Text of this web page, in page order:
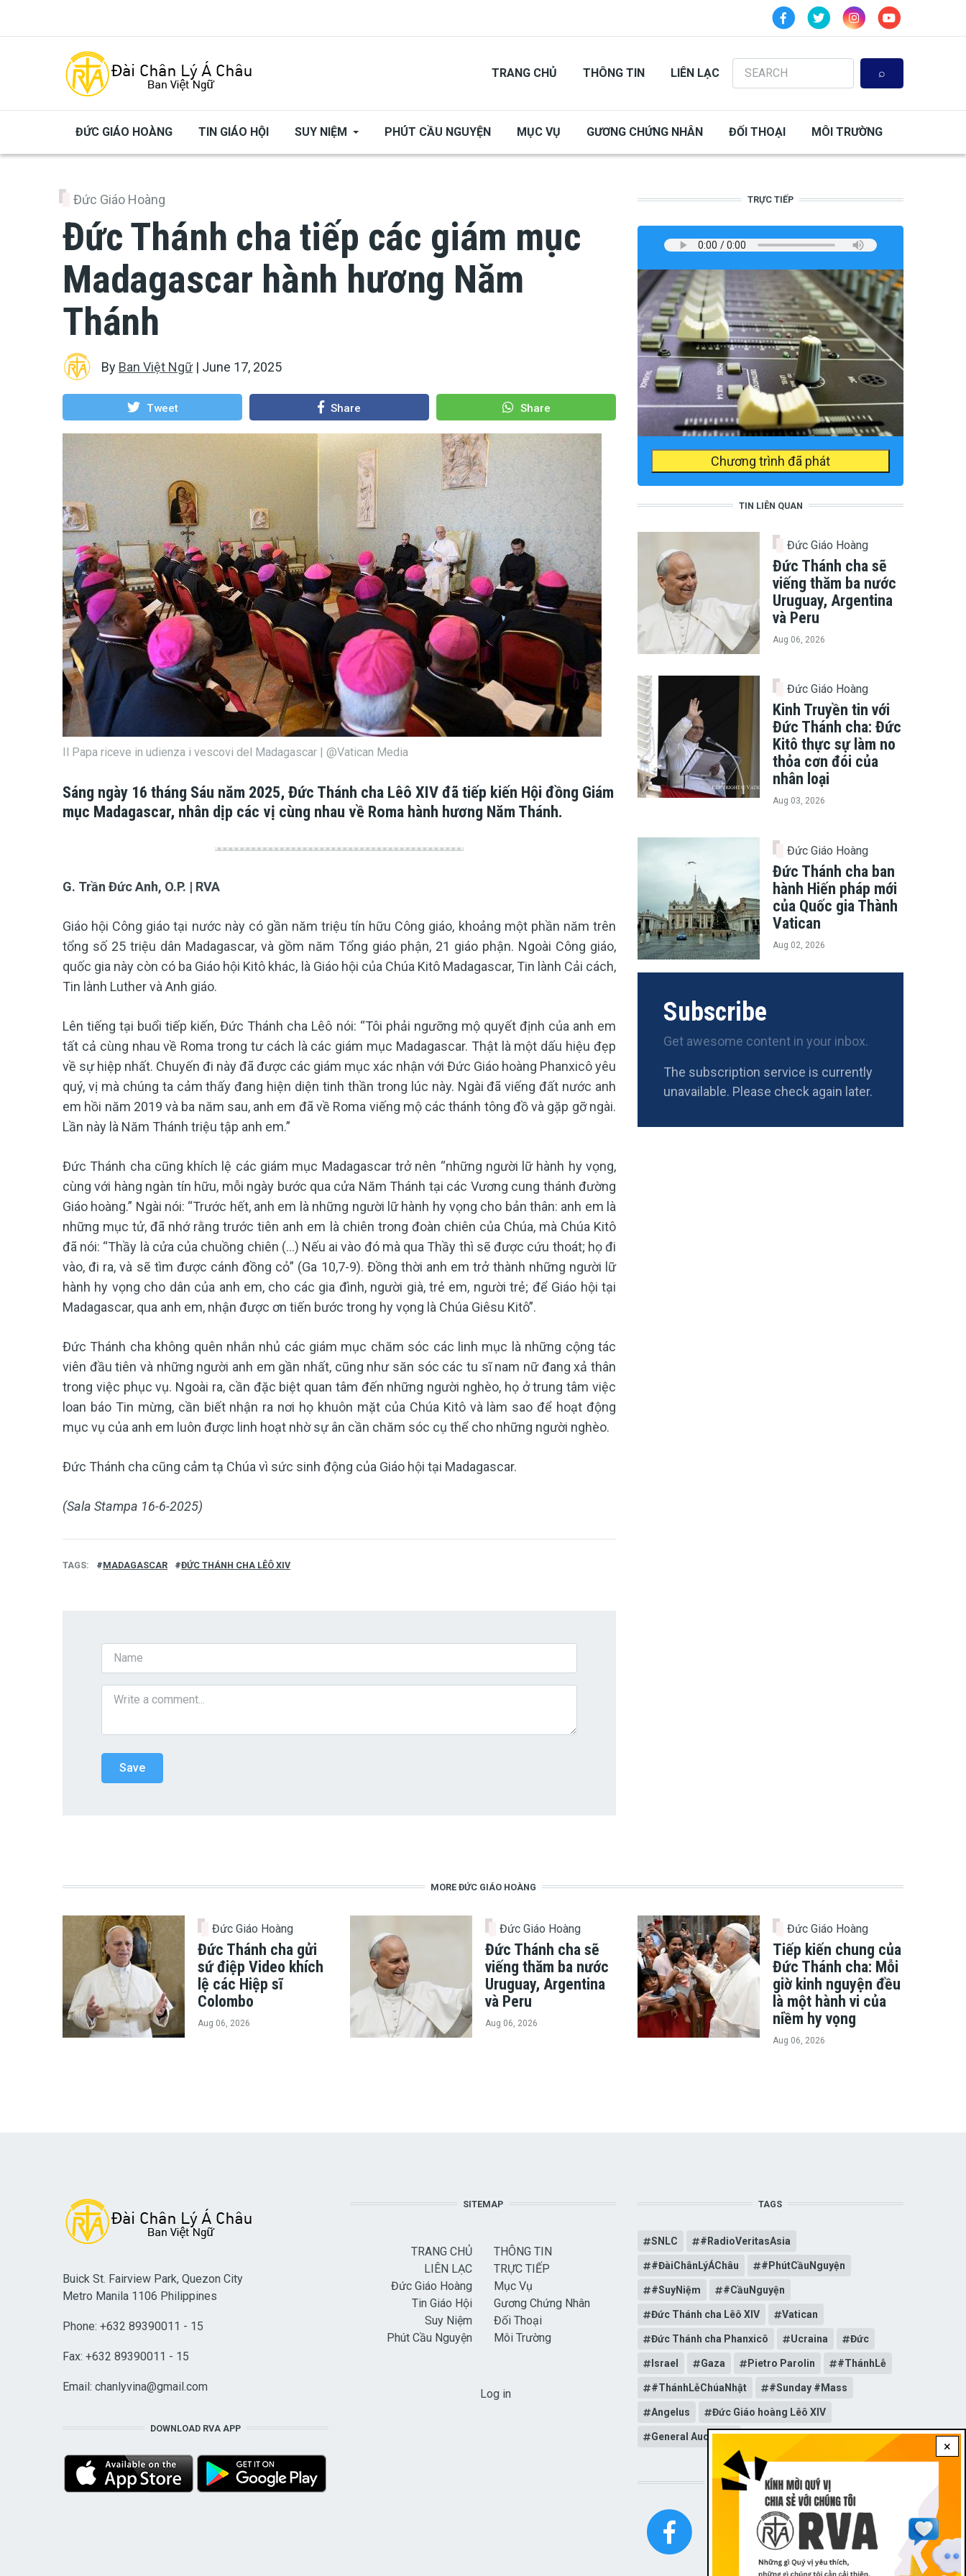
TRANG CHỦ THÔNG TIN LIÊN LẠC
Search
ĐỨC GIÁO HOÀNG TIN GIÁO HỘI SUY NIỆM PHÚT CẦU NGUYỆN MỤC VỤ GƯƠNG CHỨNG NHÂN ĐỐI THOẠI MÔI TRƯỜNG
Đức Giáo Hoàng
Đức Thánh cha tiếp các giám mục
Madagascar hành hương Năm
Thánh
By Ban Việt Ngữ| June 17, 2025
Tweet Share Share
Il Papa riceve in udienza i vescovi del Madagascar | @Vatican Media
Sáng ngày 16 tháng Sáu năm 2025, Đức Thánh cha Lêô XIV đã tiếp kiến Hội đồng Giám
mục Madagascar, nhân dịp các vị cùng nhau về Roma hành hương Năm Thánh.
G. Trần Đức Anh, O.P. | RVA
Giáo hội Công giáo tại nước này có gần năm triệu tín hữu Công giáo, khoảng một phần năm trên
tổng số 25 triệu dân Madagascar, và gồm năm Tổng giáo phận, 21 giáo phận. Ngoài Công giáo,
quốc gia này còn có ba Giáo hội Kitô khác, là Giáo hội của Chúa Kitô Madagascar, Tin lành Cải cách,
Tin lành Luther và Anh giáo.
Lên tiếng tại buổi tiếp kiến, Đức Thánh cha Lêô nói: “Tôi phải ngưỡng mộ quyết định của anh em
tất cả cùng nhau về Roma trong tư cách là các giám mục Madagascar. Thật là một dấu hiệu đẹp
về sự hiệp nhất. Chuyến đi này đã được các giám mục xác nhận với Đức Giáo hoàng Phanxicô yêu
quý, vị mà chúng ta cảm thấy đang hiện diện tinh thần trong lúc này. Ngài đã viếng đất nước anh
em hồi năm 2019 và ba năm sau, anh em đã về Roma viếng mộ các thánh tông đồ và gặp gỡ ngài.
Lần này là Năm Thánh triệu tập anh em.”
Đức Thánh cha cũng khích lệ các giám mục Madagascar trở nên “những người lữ hành hy vọng,
cùng với hàng ngàn tín hữu, mỗi ngày bước qua cửa Năm Thánh tại các Vương cung thánh đường
Giáo hoàng.” Ngài nói: “Trước hết, anh em là những người lữ hành hy vọng cho bản thân: anh em là
những mục tử, đã nhớ rằng trước tiên anh em là chiên trong đoàn chiên của Chúa, mà Chúa Kitô
đã nói: “Thầy là cửa của chuồng chiên (...) Nếu ai vào đó mà qua Thầy thì sẽ được cứu thoát; họ đi
vào, đi ra, và sẽ tìm được cánh đồng cỏ” (Ga 10,7-9). Đồng thời anh em trở thành những người lữ
hành hy vọng cho dân của anh em, cho các gia đình, người già, trẻ em, người trẻ; để Giáo hội tại
Madagascar, qua anh em, nhận được ơn tiến bước trong hy vọng là Chúa Giêsu Kitô”.
Đức Thánh cha không quên nhắn nhủ các giám mục chăm sóc các linh mục là những cộng tác
viên đầu tiên và những người anh em gần nhất, cũng như săn sóc các tu sĩ nam nữ đang xả thân
trong việc phục vụ. Ngoài ra, cần đặc biệt quan tâm đến những người nghèo, họ ở trung tâm việc
loan báo Tin mừng, cần biết nhận ra nơi họ khuôn mặt của Chúa Kitô và làm sao để hoạt động
mục vụ của anh em luôn được linh hoạt nhờ sự ân cần chăm sóc cụ thể cho những người nghèo.
Đức Thánh cha cũng cảm tạ Chúa vì sức sinh động của Giáo hội tại Madagascar.
(Sala Stampa 16-6-2025)
TAGS MADAGASCAR ĐỨC THÁNH CHA LÊÔ XIV
TRỰC TIẾP
Chương trình đã phát
TIN LIÊN QUAN
Đức Giáo Hoàng
Đức Thánh cha sẽ
viếng thăm ba nước
Uruguay, Argentina
và Peru
Aug 06, 2026
Đức Giáo Hoàng
Kinh Truyền tin với
Đức Thánh cha: Đức
Kitô thực sự làm no
thỏa cơn đói của
nhân loại
Aug 03, 2026
Đức Giáo Hoàng
Đức Thánh cha ban
hành Hiến pháp mới
của Quốc gia Thành
Vatican
Aug 02, 2026
Subscribe
Get awesome content in your inbox.
The subscription service is currently
unavailable. Please check again later.
MORE ĐỨC GIÁO HOÀNG
Đức Giáo Hoàng
Đức Thánh cha gửi
sứ điệp Video khích
lệ các Hiệp sĩ
Colombo
Aug 06, 2026
Đức Giáo Hoàng
Đức Thánh cha sẽ
viếng thăm ba nước
Uruguay, Argentina
và Peru
Aug 06, 2026
Đức Giáo Hoàng
Tiếp kiến chung của
Đức Thánh cha: Mỗi
giờ kinh nguyện đều
là một hành vi của
niềm hy vọng
Aug 06, 2026
×
Buick St. Fairview Park, Quezon City
Metro Manila 1106 Philippines
Phone: +632 89390011 - 15
Fax: +632 89390011 - 15
Email: chanlyvina@gmail.com
DOWNLOAD RVA APP
SITEMAP
TRANG CHỦ
LIÊN LẠC
Đức Giáo Hoàng
Tin Giáo Hội
Suy Niệm
Phút Cầu Nguyện
THÔNG TIN
TRỰC TIẾP
Mục Vụ
Gương Chứng Nhân
Đối Thoại
Môi Trường
Log in
TAGS
SNLC #RadioVeritasAsia
#ĐàiChânLýÁChâu #PhútCầuNguyện
#SuyNiệm #CầuNguyện
Đức Thánh cha Lêô XIV Vatican
Đức Thánh cha Phanxicô Ucraina Đức
Israel Gaza Pietro Parolin #ThánhLễ
#ThánhLễChúaNhật #Sunday #Mass
Angelus Đức Giáo hoàng Lêô XIV
General Audience
STAY CONNECTED WITH US!